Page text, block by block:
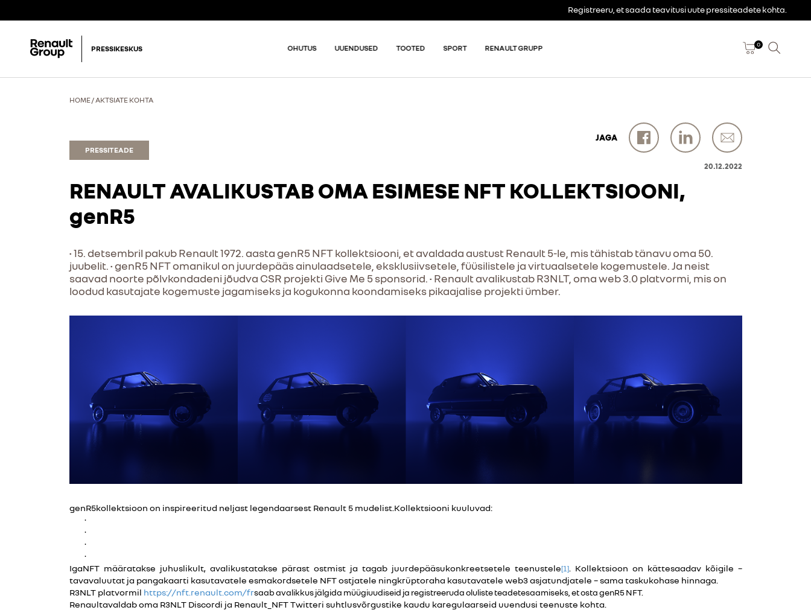
Registreeru, et saada teavitusi uute pressiteadete kohta.
PRESSIKESKUS OHUTUS UUENDUSED TOOTED SPORT RENAULT GRUPP 0
HOME/AKTSIATE KOHTA
PRESSITEADE
JAGA
20.12.2022
RENAULT AVALIKUSTAB OMA ESIMESE NFT KOLLEKTSIOONI,
genR5
• 15. detsembril pakub Renault 1972. aasta genR5 NFT kollektsiooni, et avaldada austust Renault 5-le, mis tähistab tänavu oma 50.
juubelit. • genR5 NFT omanikul on juurdepääs ainulaadsetele, eksklusiivsetele, füüsilistele ja virtuaalsetele kogemustele. Ja neist
saavad noorte põlvkondadeni jõudva CSR projekti Give Me 5 sponsorid. • Renault avalikustab R3NLT, oma web 3.0 platvormi, mis on
loodud kasutajate kogemuste jagamiseks ja kogukonna koondamiseks pikaajalise projekti ümber.
genR5kollektsioon on inspireeritud neljast legendaarsest Renault 5 mudelist.Kollektsiooni kuuluvad:
·
·
·
·
IgaNFT määratakse juhuslikult, avalikustatakse pärast ostmist ja tagab juurdepääsukonkreetsetele teenustele[1]. Kollektsioon on kättesaadav kõigile –
tavavaluutat ja pangakaarti kasutavatele esmakordsetele NFT ostjatele ningkrüptoraha kasutavatele web3 asjatundjatele – sama taskukohase hinnaga.
R3NLT platvormil https://nft.renault.com/frsaab avalikkus jälgida müügiuudiseid ja registreeruda oluliste teadetesaamiseks, et osta genR5 NFT.
Renaultavaldab oma R3NLT Discordi ja Renault_NFT Twitteri suhtlusvõrgustike kaudu karegulaarseid uuendusi teenuste kohta.